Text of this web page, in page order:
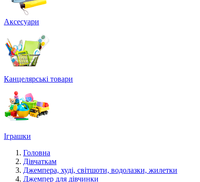
Аксесуари
Канцелярські товари
Іграшки
Головна
Дівчаткам
Джемпера, худі, світшоти, водолазки, жилетки
Джемпер для дівчинки